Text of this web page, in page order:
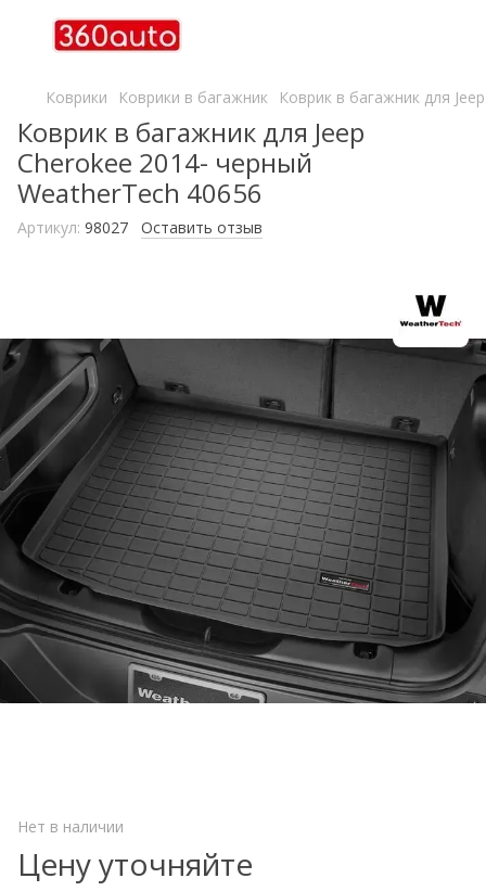
Коврики Коврики в багажник Коврик в багажник для
Коврик в багажник для Jeep
Cherokee 2014- черный
WeatherTech 40656
Артикул: 98027 Оставить отзыв
Нет в наличии
Цену уточняйте